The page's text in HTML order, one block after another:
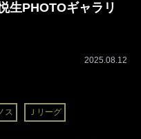
生PHOTOギャラリ
2025.08.12
ス Ｊリーグ